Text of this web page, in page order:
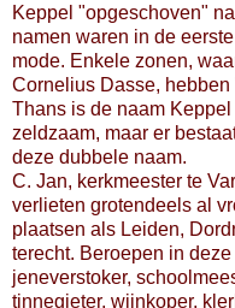
Keppel "opgeschoven"
namen waren in de
mode. Enkele zonen,
Cornelius Dasse,
Thans is de naam
zeldzaam, maar er
deze dubbele naam.
C. Jan, kerkmeester te
verlieten grotendeels al
plaatsen als Leiden,
terecht. Beroepen in
jeneverstoker,
tinnegieter, wijnkoper,